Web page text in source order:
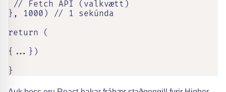
}, 1000) // 1 sekúnda
return (
{...})
}